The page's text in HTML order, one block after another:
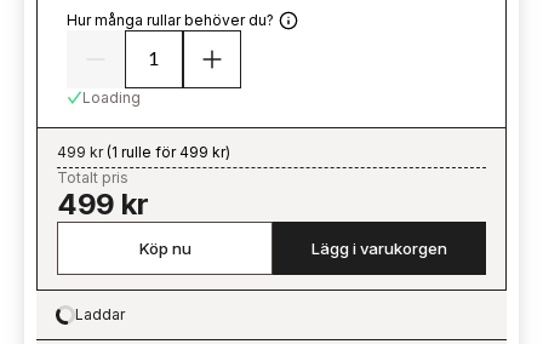
Hur många rullar behöver du?
Loading
499 kr(1 rulle för 499 kr)
Totalt pris
499 kr
Köp nu Lägg i varukorgen
Loading…
Laddar